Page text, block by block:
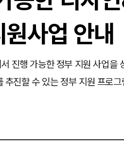
사업 안내
진행 가능한 정부 지원 사업을
진할 수 있는 정부 지원 프로